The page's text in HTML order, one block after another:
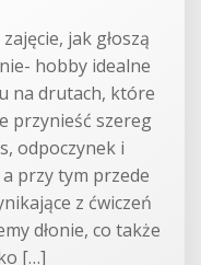
jak głoszą
hobby idealne
na drutach, które
przynieść szereg
odpoczynek i
przy tym przede
z ćwiczeń
dłonie, co także
[…]